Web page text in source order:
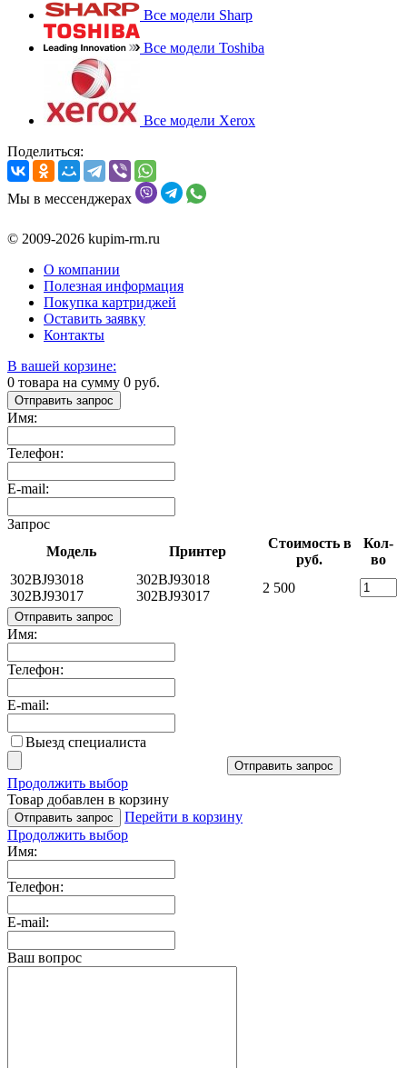
Все модели Sharp
Все модели Toshiba
Все модели Xerox
Поделиться:
Мы в мессенджерах
© 2009-2026 kupim-rm.ru
О компании
Полезная информация
Покупка картриджей
Оставить заявку
Контакты
В вашей корзине:
0 товара на сумму 0 руб.
Отправить запрос
Имя:
Телефон:
E-mail:
Запрос
Модель
Принтер
Стоимость в
руб.
Кол-
во
302BJ93018
302BJ93017
302BJ93018
302BJ93017
2 500
Отправить запрос
Имя:
Телефон:
E-mail:
Выезд специалиста
Отправить запрос
Продолжить выбор
Товар добавлен в корзину
Отправить запрос
Перейти в корзину
Продолжить выбор
Имя:
Телефон:
E-mail:
Ваш вопрос